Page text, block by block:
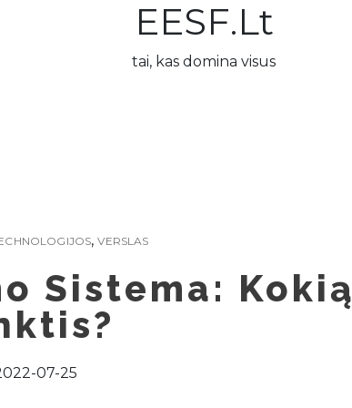
EESF.lt
tai, kas domina visus
,VERSLAS
Sistema: Kokią
07-25